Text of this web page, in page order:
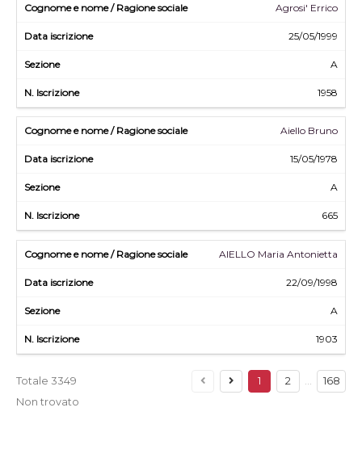
Agrosi' Errico
25/05/1999
A
1958
Aiello Bruno
15/05/1978
A
665
AIELLO Maria Antonietta
22/09/1998
A
1903
Totale 3349 1 2 …
168
Non trovato